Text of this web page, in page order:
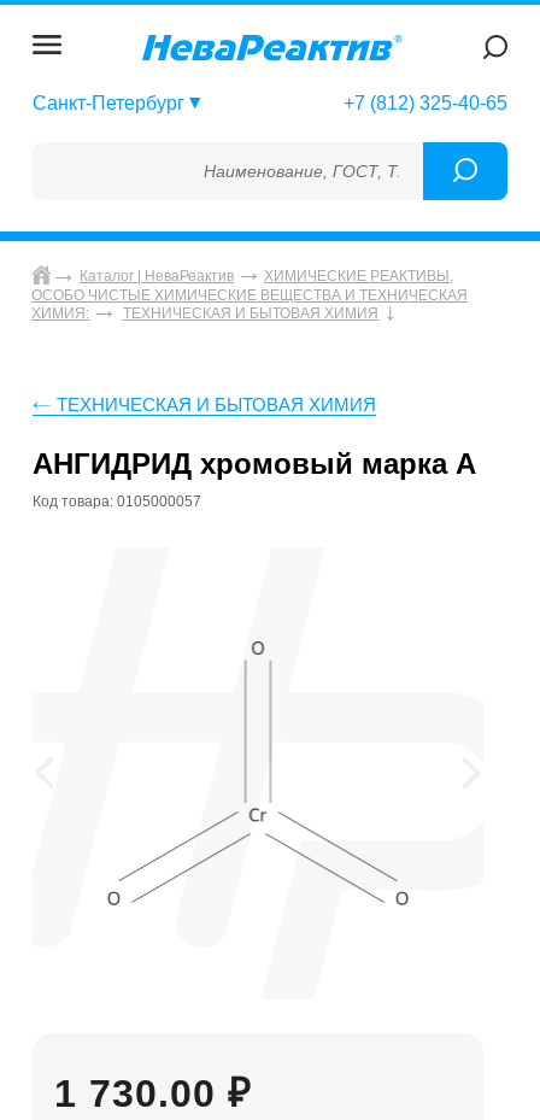
Санкт-Петербург +7 (812) 325-40-65
Наименование, ГОСТ, ТУ, ГСО, МСО, ОСО,
Каталог | НеваРеактив
ХИМИЧЕСКИЕ РЕАКТИВЫ,
ОСОБО ЧИСТЫЕ ХИМИЧЕСКИЕ ВЕЩЕСТВА И ТЕХНИЧЕСКАЯ
ХИМИЯ:
ТЕХНИЧЕСКАЯ И БЫТОВАЯ ХИМИЯ
ТЕХНИЧЕСКАЯ И БЫТОВАЯ ХИМИЯ
АНГИДРИД хромовый марка А
Код товара: 0105000057
1 730.00 ₽